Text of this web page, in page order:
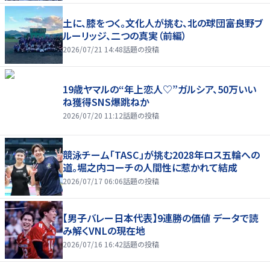
土に、膝をつく。文化人が挑む、北の球団――富良野ブ
ルーリッジ、二つの真実（前編）
2026/07/21 14:48話題の投稿
19歳ヤマルの“年上恋人♡”ガルシア、50万いい
ね獲得SNS爆跳ねか
2026/07/20 11:12話題の投稿
競泳チーム「TASC」が挑む2028年ロス五輪への
道。堀之内コーチの人間性に惹かれて結成
2026/07/17 06:06話題の投稿
【男子バレー日本代表】9連勝の価値 データで読
み解くVNLの現在地
2026/07/16 16:42話題の投稿